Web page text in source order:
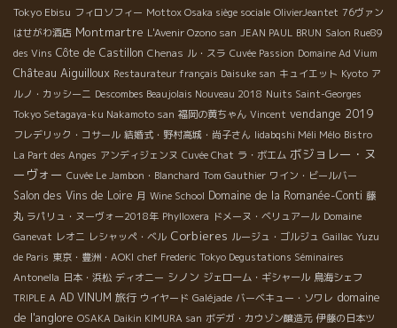
Tokyo Ebisu フィロソフィー Mottox Osaka siège sociale OlivierJeantet 76ヴァン
はせがわ酒店 Montmartre L'Avenir Ozono san JEAN PAUL BRUN Salon Rue89
des Vins Côte de Castillon Chenas ル・スラ Cuvée Passion Domaine Ad Vium
Château Aiguilloux Restaurateur français Daisuke san キュイエット Kyoto ア
ルノ・カッシーニ Descombes Beaujolais Nouveau 2018 Nuits Saint-Georges
Tokyo Setagaya-ku Nakamoto san 福岡の黄ちゃん Vincent vendange 2019
フレデリック・コサール 結婚式・野村高城・尚子さん Iidabqshi Méli Mélo Bistro
La Part des Anges アンディジェンヌ Cuvée Chat ラ・ボエム ボジョレー・ヌ
ーヴォー Cuvée Le Jambon・Blanchard Tom Gauthier ワイン・ビールバー
Salon des Vins de Loire 月 Wine School Domaine de la Romanée-Conti 藤
丸 ラパリュ・ヌーヴォー2018年 Phylloxera ドメーヌ・ベリュアール Domaine
Ganevat レオニ レシャッペ・ベル Corbieres ルージュ・ゴルジュ Gaillac Yuzu
de Paris 東京・豊洲・AOKI chef Frederic Tokyo Degustations Séminaires
Antonella 日本・浜松 ディオニー シノン ジェローム・ギシャール 鳥海シェフ
TRIPLE A AD VINUM 旅行 ウイヤード Galéjade バーベキュー・ソワレ domaine
de l'anglore OSAKA Daikin KIMURA san ボデガ・カウゾン醸造元 伊藤の日本ツ